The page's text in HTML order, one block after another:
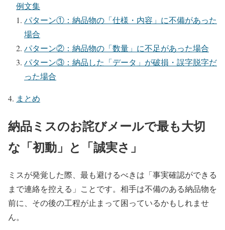
例文集
パターン①：納品物の「仕様・内容」に不備があった
場合
パターン②：納品物の「数量」に不足があった場合
パターン③：納品した「データ」が破損・誤字脱字だ
った場合
まとめ
納品ミスのお詫びメールで最も大切
な「初動」と「誠実さ」
ミスが発覚した際、最も避けるべきは「事実確認ができる
まで連絡を控える」ことです。相手は不備のある納品物を
前に、その後の工程が止まって困っているかもしれませ
ん。